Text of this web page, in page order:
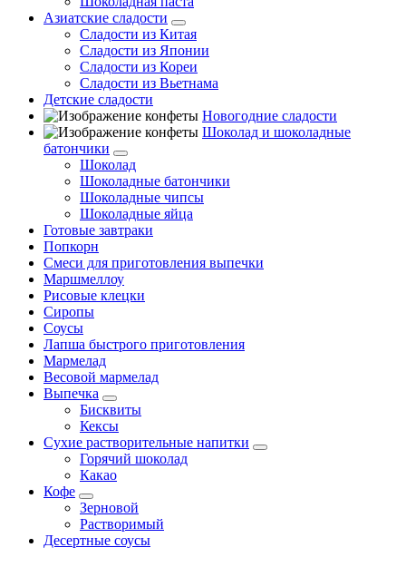
Азиатские сладости
Сладости из Китая
Сладости из Японии
Сладости из Кореи
Сладости из Вьетнама
Детские сладости
Новогодние сладости
Шоколад и шоколадные
батончики
Шоколад
Шоколадные батончики
Шоколадные чипсы
Шоколадные яйца
Готовые завтраки
Попкорн
Смеси для приготовления выпечки
Маршмеллоу
Рисовые клецки
Сиропы
Соусы
Лапша быстрого приготовления
Мармелад
Весовой мармелад
Выпечка
Бисквиты
Кексы
Сухие растворительные напитки
Горячий шоколад
Какао
Кофе
Зерновой
Растворимый
Десертные соусы